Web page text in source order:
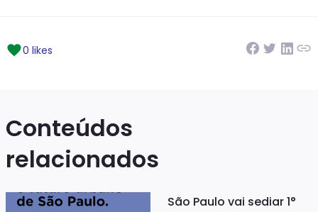
0 likes
Conteúdos
relacionados
São Paulo vai sediar 1°